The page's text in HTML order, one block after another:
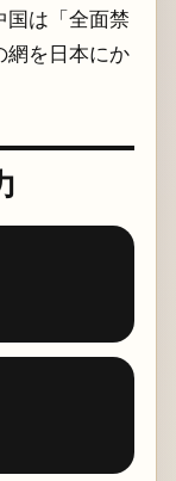
国は「全面禁
網を日本にか